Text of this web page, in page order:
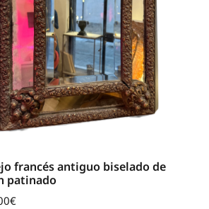
francés antiguo biselado de
patinado
€